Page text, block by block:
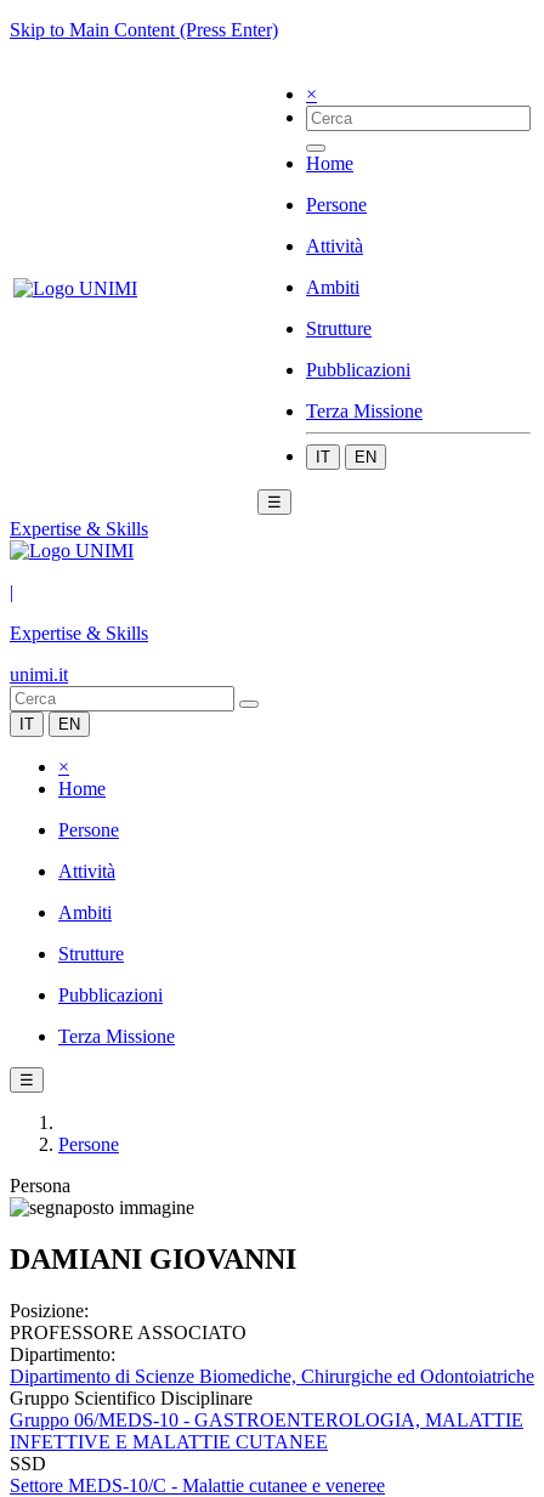
Skip to Main Content (Press Enter)
×
Home
Persone
Attività
Ambiti
Strutture
Pubblicazioni
Terza Missione
IT EN
☰
Expertise & Skills
|
Expertise & Skills
unimi.it
IT EN
×
Home
Persone
Attività
Ambiti
Strutture
Pubblicazioni
Terza Missione
☰
Persone
Persona
DAMIANI GIOVANNI
Posizione:
PROFESSORE ASSOCIATO
Dipartimento:
Dipartimento di Scienze Biomediche, Chirurgiche ed Odontoiatriche
Gruppo Scientifico Disciplinare
Gruppo 06/MEDS-10 - GASTROENTEROLOGIA, MALATTIE
INFETTIVE E MALATTIE CUTANEE
SSD
Settore MEDS-10/C - Malattie cutanee e veneree